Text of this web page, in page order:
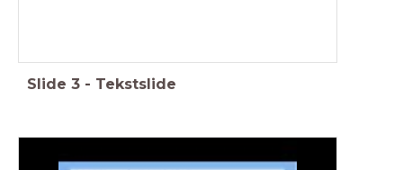
Slide 3 - Tekstslide